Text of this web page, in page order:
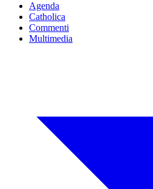
Agenda
Catholica
Commenti
Multimedia